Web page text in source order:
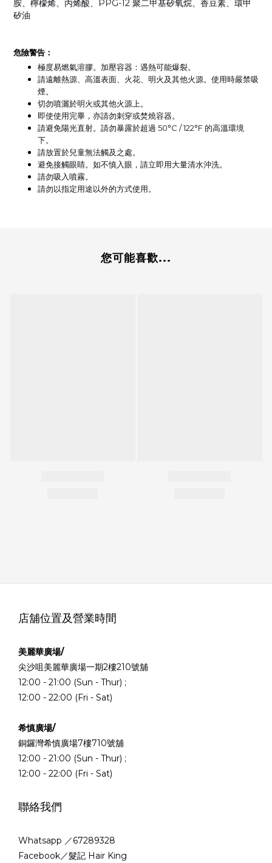
胺、檸檬烯、丙烯酸、PPG-12 聚二甲基矽氧烷、香豆素、環甲
矽油
危險警告：
極度易燃氣溶膠。加壓容器：遇熱可能爆裂。
請遠離熱源、高溫表面、火花、明火及其他火源。使用時嚴禁吸
煙。
切勿噴灑於明火或其他火源上。
即使使用完畢，亦請勿刺穿或焚燒容器。
請避免陽光直射。請勿暴露於超過 50°C / 122°F 的高溫環境
下。
請放置於兒童無法觸及之處。
避免接觸眼睛。如不慎入眼，請立即用大量清水沖洗。
請勿吸入噴霧。
請勿以指定用途以外的方式使用。
您可能喜歡...
店舖位置及營業時間
美麗華廣場/
尖沙咀美麗華廣場一期2樓210號舖
12:00 - 21:00 (Sun - Thur) ;
12:00 - 22:00 (Fri - Sat)
希慎廣場/
銅鑼灣希慎廣場7樓710號舖
12:00 - 21:00 (Sun - Thur) ;
12:00 - 22:00 (Fri - Sat)
聯絡我們
Whatsapp ／67289328
Facebook／髮記 Hair King